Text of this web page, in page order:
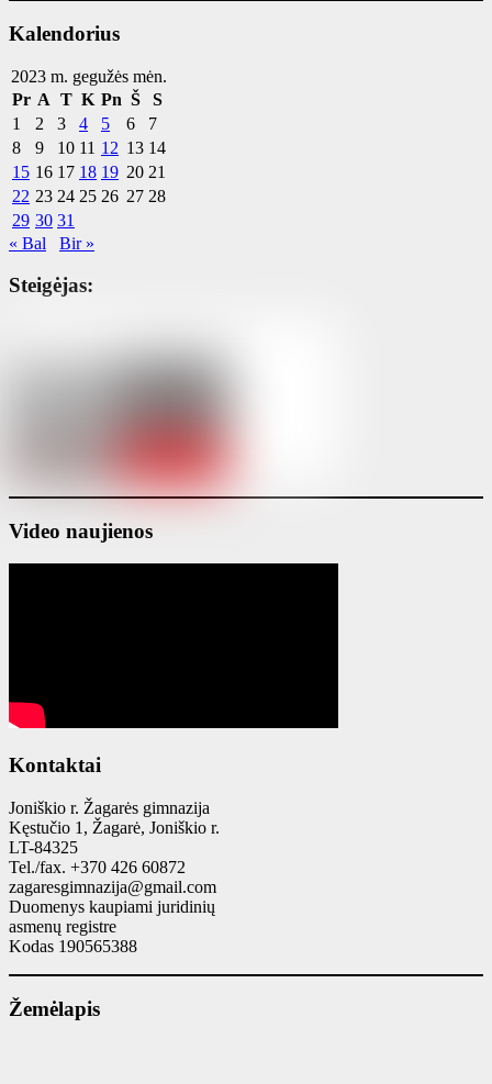
Kalendorius
2023 m. gegužės mėn.
Pr A T K Pn Š
S
1
2 3 4 5 6
7
8
9 10 11 12 13 14
15 16 17 18 19 20 21
22 23 24 25 26 27 28
29 30 31
« Bal
Bir »
Steigėjas:
Video naujienos
Kontaktai
Joniškio r. Žagarės gimnazija
Kęstučio 1, Žagarė, Joniškio r.
LT-84325
Tel./fax. +370 426 60872
zagaresgimnazija@gmail.com
Duomenys kaupiami juridinių
asmenų registre
Kodas 190565388
Žemėlapis